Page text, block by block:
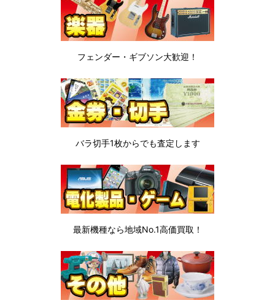
フェンダー・ギブソン大歓迎！
バラ切手1枚からでも査定します
最新機種なら地域No.1高価買取！